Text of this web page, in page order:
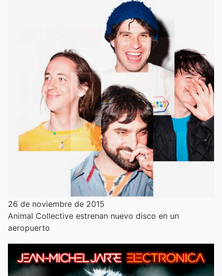
26 de noviembre de 2015
Animal Collective estrenan nuevo disco en un
aeropuerto